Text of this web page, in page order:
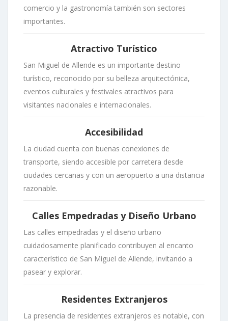
comercio y la gastronomía también son sectores
importantes.
Atractivo Turístico
San Miguel de Allende es un importante destino
turístico, reconocido por su belleza arquitectónica,
eventos culturales y festivales atractivos para
visitantes nacionales e internacionales.
Accesibilidad
La ciudad cuenta con buenas conexiones de
transporte, siendo accesible por carretera desde
ciudades cercanas y con un aeropuerto a una distancia
razonable.
Calles Empedradas y Diseño Urbano
Las calles empedradas y el diseño urbano
cuidadosamente planificado contribuyen al encanto
característico de San Miguel de Allende, invitando a
pasear y explorar.
Residentes Extranjeros
La presencia de residentes extranjeros es notable, con